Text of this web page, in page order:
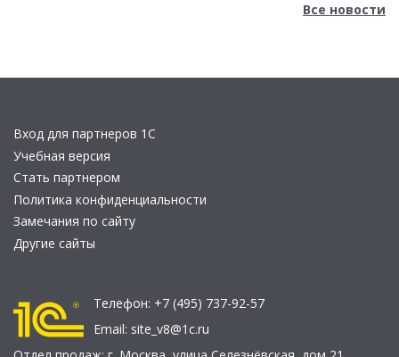
Все новости
Вход для партнеров 1С
Учебная версия
Стать партнером
Политика конфиденциальности
Замечания по сайту
Другие сайты
Телефон: +7 (495) 737-92-57
Email: site_v8@1c.ru